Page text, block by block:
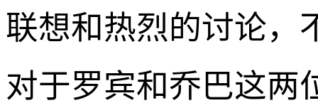
联想和热烈的讨论，
对于罗宾和乔巴这两